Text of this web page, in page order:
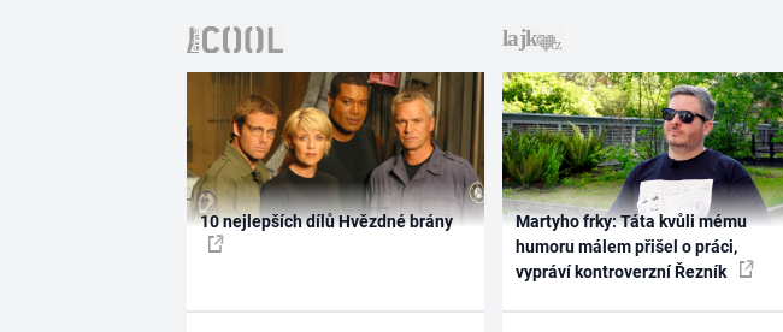
10 nejlepších dílů Hvězdné brány
Martyho frky: Táta kvůli mému
humoru málem přišel o práci,
vypráví kontroverzní Řezník